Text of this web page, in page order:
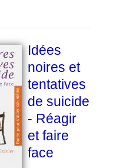
Idées
noires et
tentatives
de suicide
- Réagir
et faire
face